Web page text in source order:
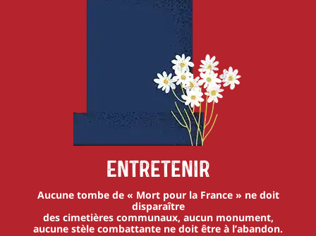
Entretenir
Aucune tombe de « Mort pour la France » ne doit
disparaître
des cimetières communaux, aucun monument,
aucune stèle combattante ne doit être à l’abandon.